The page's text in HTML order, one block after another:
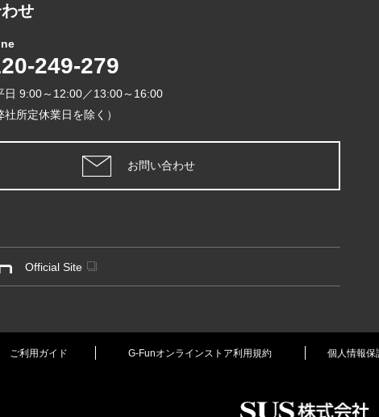
せ
249-279
日 9:00～12:00／13:00～16:00
社所定休業日を除く）
お問い合わせ
Official Site
ご利用ガイド G-Funオンラインストア利用規約 個人情報保